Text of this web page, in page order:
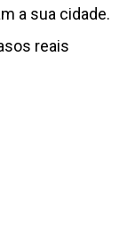
a sua cidade.
reais